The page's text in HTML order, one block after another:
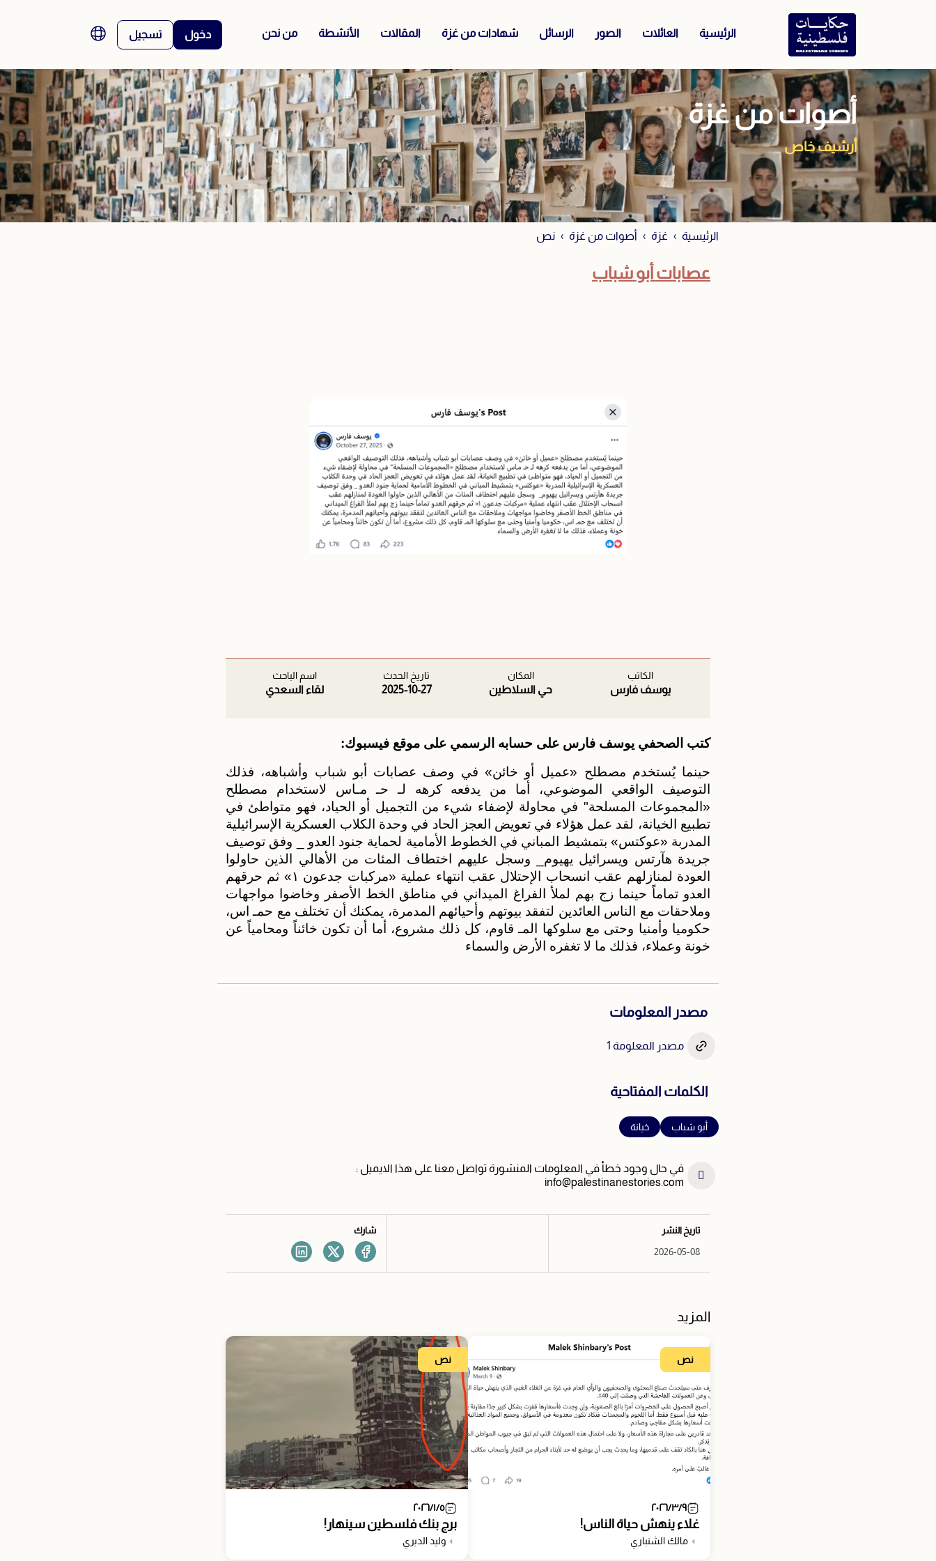
الرئيسية العائلات الصور الرسائل شهادات من غزة المقالات الأنشطة من نحن دخول تسجيل
أصوات من غزة
أرشيف خاص
الرئيسية غزة أصوات من غزة نص
عصابات أبو شباب
الكاتب
يوسف فارس
المكان
حي السلاطين
تاريخ الحدث
2025-10-27
اسم الباحث
لقاء السعدي
كتب الصحفي يوسف فارس على حسابه الرسمي على موقع فيسبوك:
حينما يُستخدم مصطلح «عميل أو خائن» في وصف عصابات أبو شباب وأشباهه، فذلك
التوصيف الواقعي الموضوعي، أما من يدفعه كرهه لـ حـ مـاس لاستخدام مصطلح
«المجموعات المسلحة" في محاولة لإضفاء شيء من التجميل أو الحياد، فهو متواطئ في
تطبيع الخيانة، لقد عمل هؤلاء في تعويض العجز الحاد في وحدة الكلاب العسكرية الإسرائيلية
المدربة «عوكتس» بتمشيط المباني في الخطوط الأمامية لحماية جنود العدو _ وفق توصيف
جريدة هآرتس ويسرائيل يهيوم_ وسجل عليهم اختطاف المئات من الأهالي الذين حاولوا
العودة لمنازلهم عقب انسحاب الإحتلال عقب انتهاء عملية «مركبات جدعون ١» ثم حرقهم
العدو تماماً حينما زج بهم لملأ الفراغ الميداني في مناطق الخط الأصفر وخاضوا مواجهات
وملاحقات مع الناس العائدين لتفقد بيوتهم وأحيائهم المدمرة، يمكنك أن تختلف مع حمـ اس،
حكوميا وأمنيا وحتى مع سلوكها المـ قاوم، كل ذلك مشروع، أما أن تكون خائناً ومحامياً عن
خونة وعملاء، فذلك ما لا تغفره الأرض والسماء
مصدر المعلومات
مصدر المعلومة 1
الكلمات المفتاحية
أبو شباب خيانة
في حال وجود خطأ في المعلومات المنشورة تواصل معنا على هذا الايميل :
info@palestinanestories.com
تاريخ النشر
2026-05-08
شارك
المزيد
نص
٢٠٢٦/٣/٩
غلاء ينهش حياة الناس!
مالك الشنباري
نص
٢٠٢٦/١/٥
برج بنك فلسطين سينهار!
وليد الديري